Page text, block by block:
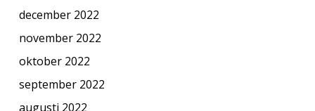
december 2022
november 2022
oktober 2022
september 2022
augusti 2022